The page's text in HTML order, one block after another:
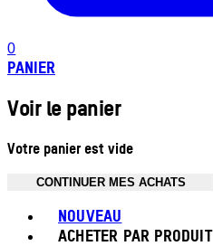
0
PANIER
Voir le panier
Votre panier est vide
CONTINUER MES ACHATS
NOUVEAU
ACHETER PAR PRODUIT